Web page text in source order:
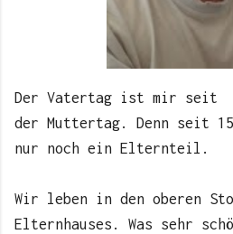
Der Vatertag ist mir seit
der Muttertag. Denn seit
nur noch ein Elternteil.
Wir leben in den oberen
Elternhauses. Was sehr